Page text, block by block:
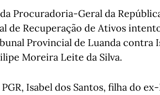
Procuradoria-Geral da
de Recuperação de Ativos
Provincial de Luanda contra
Moreira Leite da Silva.
Isabel dos Santos, filha do